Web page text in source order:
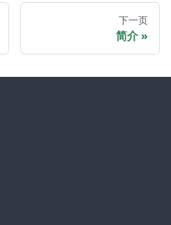
下一页
简介